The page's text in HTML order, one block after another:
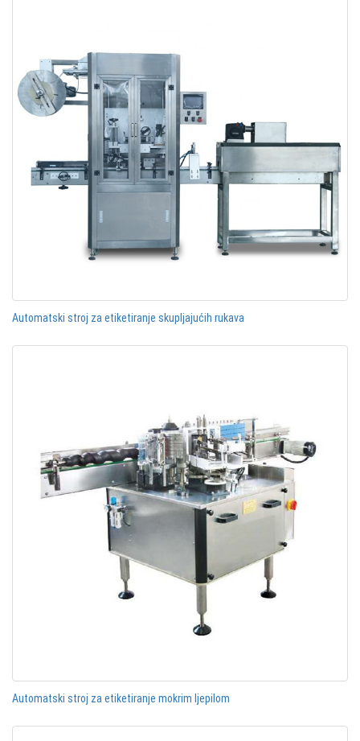
Automatski stroj za etiketiranje skupljajućih rukava
Automatski stroj za etiketiranje mokrim ljepilom